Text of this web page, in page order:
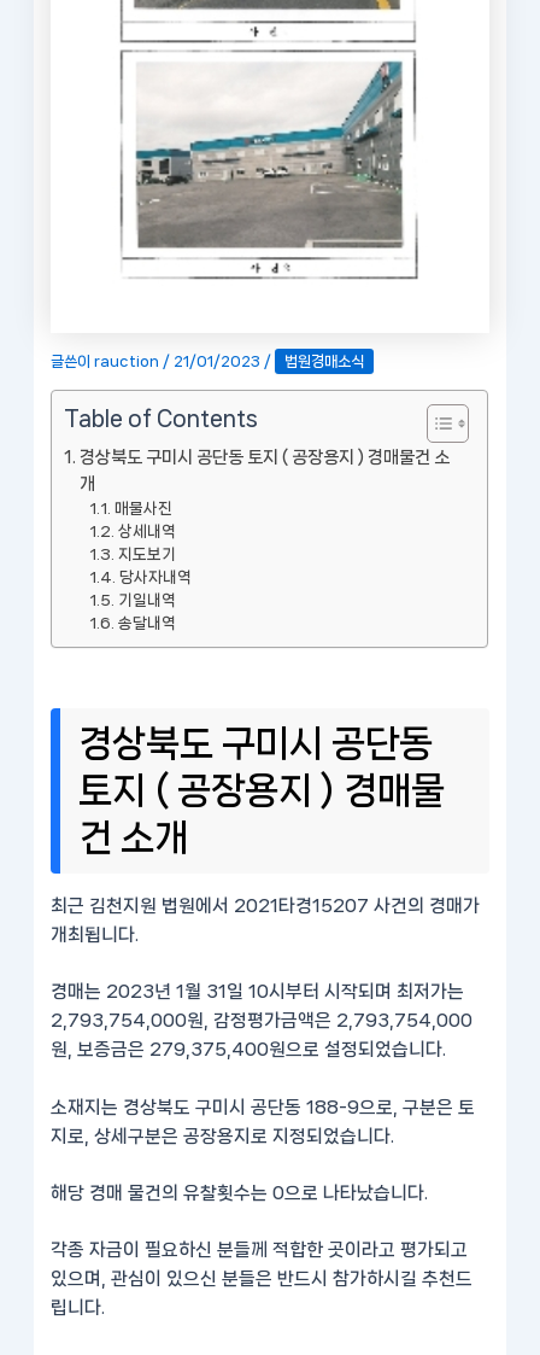
글쓴이rauction / 21/01/2023 / 법원경매소식
Table of Contents
경상북도 구미시 공단동 토지 ( 공장용지 ) 경매물건 소
개
매물사진
상세내역
지도보기
당사자내역
기일내역
송달내역
경상북도 구미시 공단동
토지 ( 공장용지 ) 경매물
건 소개
최근 김천지원 법원에서 2021타경15207 사건의 경매가
개최됩니다.
경매는 2023년 1월 31일 10시부터 시작되며 최저가는
2,793,754,000원, 감정평가금액은 2,793,754,000
원, 보증금은 279,375,400원으로 설정되었습니다.
소재지는 경상북도 구미시 공단동 188-9으로, 구분은 토
지로, 상세구분은 공장용지로 지정되었습니다.
해당 경매 물건의 유찰횟수는 0으로 나타났습니다.
각종 자금이 필요하신 분들께 적합한 곳이라고 평가되고
있으며, 관심이 있으신 분들은 반드시 참가하시길 추천드
립니다.